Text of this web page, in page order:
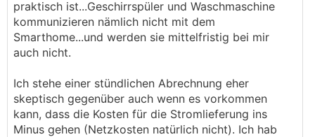
praktisch ist...Geschirrspüler und Waschmaschine
kommunizieren nämlich nicht mit dem
Smarthome...und werden sie mittelfristig bei mir
auch nicht.
Ich stehe einer stündlichen Abrechnung eher
skeptisch gegenüber auch wenn es vorkommen
kann, dass die Kosten für die Stromlieferung ins
Minus gehen (Netzkosten natürlich nicht). Ich hab